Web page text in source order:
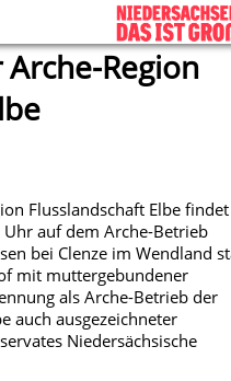
Region
Flusslandschaft Elbe
auf dem Arche-Betrieb
bei Clenze im Wendland
mit muttergebundener
als Arche-Betrieb der
auch ausgezeichneter
Niedersächsische